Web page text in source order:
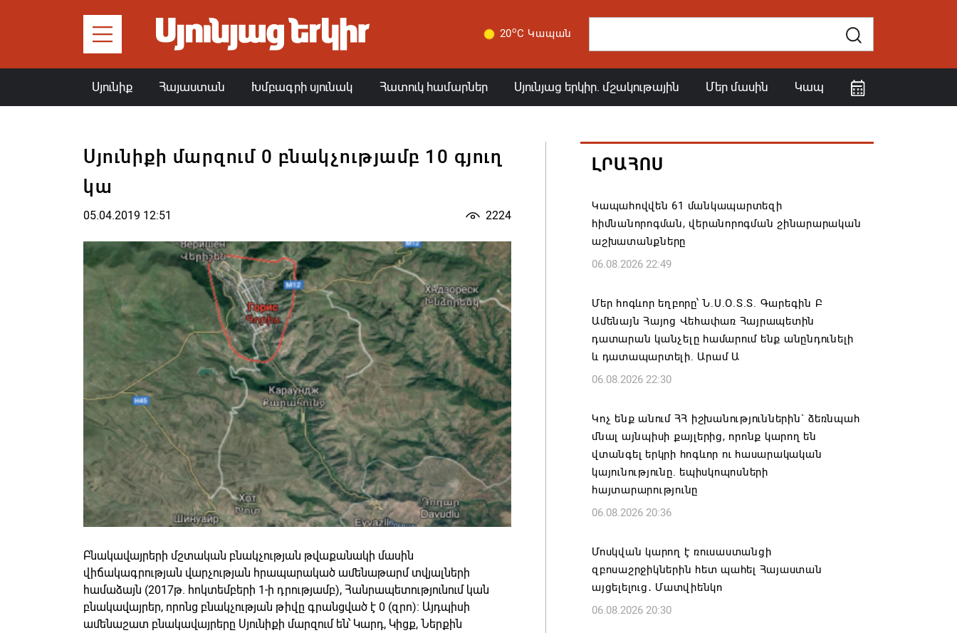
20oC Կապան
Սյունիք Հայաստան Խմբագրի սյունակ Հատուկ համարներ Սյունյաց երկիր. մշակութային Մեր մասին Կապ
Սյունիքի մարզում 0 բնակչությամբ 10 գյուղ
կա
05.04.2019 12:51 2224
Բնակավայրերի մշտական բնակչության թվաքանակի մասին
վիճակագրության վարչության հրապարակած ամենաթարմ տվյալների
համաձայն (2017թ. հոկտեմբերի 1-ի դրությամբ), Հանրապետությունում կան
բնակավայրեր, որոնց բնակչության թիվը գրանցված է 0 (զրո)։ Այդպիսի
ամենաշատ բնակավայրերը Սյունիքի մարզում են՝ Կարդ, Կիցք, Ներքին
ԼՐԱՀՈՍ
Կապահովվեն 61 մանկապարտեզի
հիմնանորոգման, վերանորոգման շինարարական
աշխատանքները
06.08.2026 22:49
Մեր հոգևոր եղբորը՝ Ն.Ս.Օ.Տ.Տ. Գարեգին Բ
Ամենայն Հայոց Վեհափառ Հայրապետին
դատարան կանչելը համարում ենք անընդունելի
և դատապարտելի. Արամ Ա
06.08.2026 22:30
Կոչ ենք անում ՀՀ իշխանություններին` ձեռնպահ
մնալ այնպիսի քայլերից, որոնք կարող են
վտանգել երկրի հոգևոր ու հասարակական
կայունությունը. եպիսկոպոսների
հայտարարությունը
06.08.2026 20:36
Մոսկվան կարող է ռուսաստանցի
զբոսաշրջիկներին հետ պահել Հայաստան
այցելելուց․ Մատվիենկո
06.08.2026 20:30